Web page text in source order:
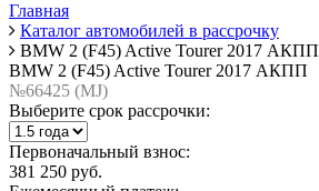
Главная
Каталог автомобилей в рассрочку
BMW 2 (F45) Active Tourer 2017 АКПП
BMW 2 (F45) Active Tourer 2017 АКПП
№66425 (МJ)
Выберите срок рассрочки:
Первоначальный взнос:
381 250 руб.